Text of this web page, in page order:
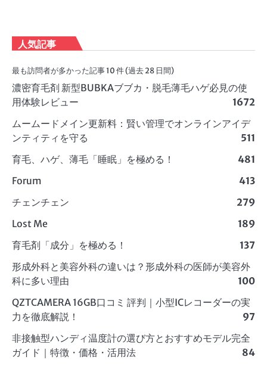
人気記事
最も訪問者が多かった記事 10 件 (過去 28 日間)
濃密育毛剤 新型BUBKAブブカ・脱毛薄毛ハゲ必見の使
用体験レビュー
1672
ムームードメイン更新料：賢い管理でオンラインアイデ
ンティティを守る
511
育毛、ハゲ、薄毛「睡眠」を極める！
481
Forum
413
チェンチェン
279
Lost Me
189
育毛剤「成分」を極める！
137
形成外科と美容外科の違いは？形成外科の医師が美容外
科に多い理由
100
QZTCAMERA 16GB口コミ 評判｜小型ICレコーダーの実
力を徹底解説！
97
非接触型ハンディ温度計の選び方とおすすめモデル完全
ガイド｜特徴・価格・活用法
84